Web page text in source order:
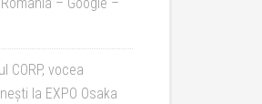
CORP, vocea
la EXPO Osaka